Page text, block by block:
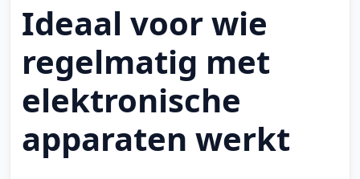
Ideaal voor wie
regelmatig met
elektronische
apparaten werkt